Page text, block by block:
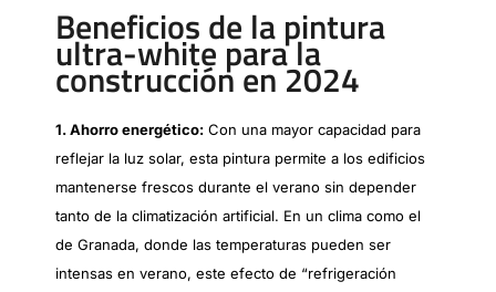
Beneficios de la pintura
ultra-white para la
construcción en 2024
1. Ahorro energético: Con una mayor capacidad para
reflejar la luz solar, esta pintura permite a los edificios
mantenerse frescos durante el verano sin depender
tanto de la climatización artificial. En un clima como el
de Granada, donde las temperaturas pueden ser
intensas en verano, este efecto de “refrigeración